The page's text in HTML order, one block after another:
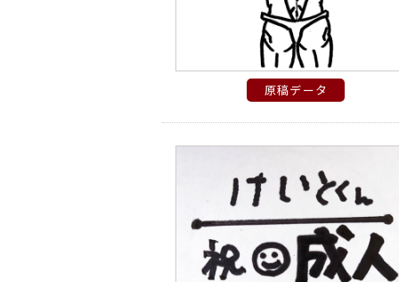
原稿データ